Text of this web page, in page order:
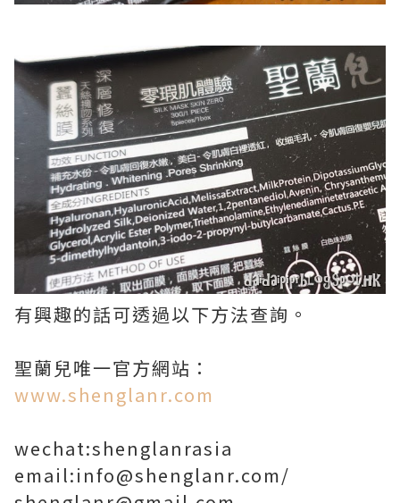
有興趣的話可透過以下方法查詢。
聖蘭兒唯一官方網站：
www.shenglanr.com
wechat:shenglanrasia
email:info@shenglanr.com/